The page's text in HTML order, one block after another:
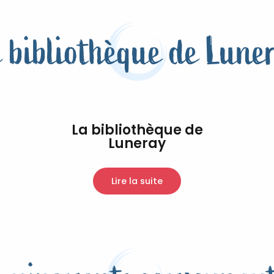
bibliothèque de
La bibliothèque de
Luneray
Lire la suite